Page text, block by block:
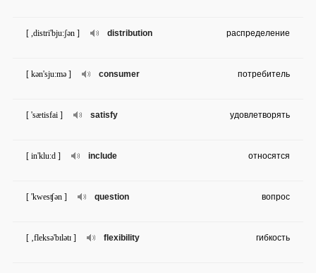
distribution
[ ,distri'bju:ʃən ] распределение
consumer
[ kən'sju:mə ] потребитель
satisfy
[ 'sætisfai ] удовлетворять
include
[ in'klu:d ] относятся
question
[ 'kwesʧən ] вопрос
flexibility
[ ‚fleksə'bɪlətɪ ] гибкость